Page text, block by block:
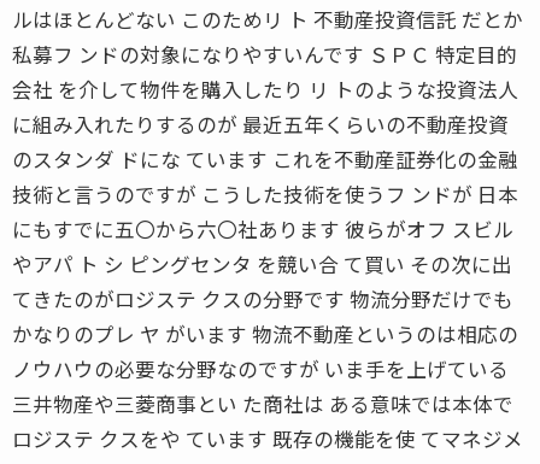
ルはほとんどない このためリ ト 不動産投資信託 だとか
私募フ ンドの対象になりやすいんです ＳＰＣ 特定目的
会社 を介して物件を購入したり リ トのような投資法人
に組み入れたりするのが 最近五年くらいの不動産投資
のスタンダ ドにな ています これを不動産証券化の金融
技術と言うのですが こうした技術を使うフ ンドが 日本
にもすでに五〇から六〇社あります 彼らがオフ スビル
やアパ ト シ ピングセンタ を競い合 て買い その次に出
てきたのがロジステ クスの分野です 物流分野だけでも
かなりのプレ ヤ がいます 物流不動産というのは相応の
ノウハウの必要な分野なのですが いま手を上げている
三井物産や三菱商事とい た商社は ある意味では本体で
ロジステ クスをや ています 既存の機能を使 てマネジメ